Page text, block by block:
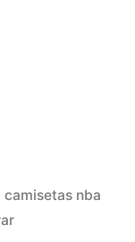
camisetas nba